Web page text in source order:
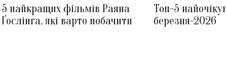
5 найкращих фільмів Раяна
Ґослінга, які варто побачити
Топ-5
березня-2026